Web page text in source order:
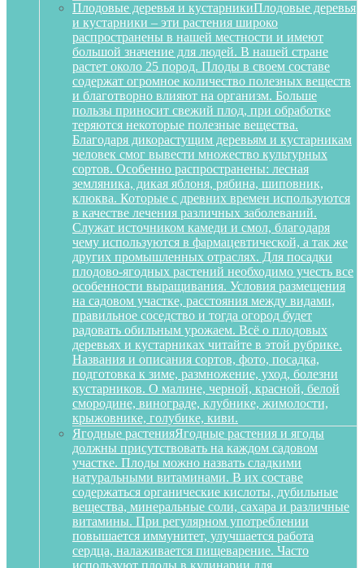
Плодовые деревья и кустарникиПлодовые деревья
и кустарники – эти растения широко
распространены в нашей местности и имеют
большой значение для людей. В нашей стране
растет около 25 пород. Плоды в своем составе
содержат огромное количество полезных веществ
и благотворно влияют на организм. Больше
пользы приносит свежий плод, при обработке
теряются некоторые полезные вещества.
Благодаря дикорастущим деревьям и кустарникам
человек смог вывести множество культурных
сортов. Особенно распространены: лесная
земляника, дикая яблоня, рябина, шиповник,
клюква. Которые с древних времен используются
в качестве лечения различных заболеваний.
Служат источником камеди и смол, благодаря
чему используются в фармацевтической, а так же
других промышленных отраслях. Для посадки
плодово-ягодных растений необходимо учесть все
особенности выращивания. Условия размещения
на садовом участке, расстояния между видами,
правильное соседство и тогда огород будет
радовать обильным урожаем. Всё о плодовых
деревьях и кустарниках читайте в этой рубрике.
Названия и описания сортов, фото, посадка,
подготовка к зиме, размножение, уход, болезни
кустарников. О малине, черной, красной, белой
смородине, винограде, клубнике, жимолости,
крыжовнике, голубике, киви.
Ягодные растенияЯгодные растения и ягоды
должны присутствовать на каждом садовом
участке. Плоды можно назвать сладкими
натуральными витаминами. В их составе
содержаться органические кислоты, дубильные
вещества, минеральные соли, сахара и различные
витамины. При регулярном употреблении
повышается иммунитет, улучшается работа
сердца, налаживается пищеварение. Часто
используют плоды в кулинарии для